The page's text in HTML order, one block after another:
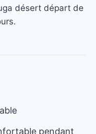
désert départ de
pendant